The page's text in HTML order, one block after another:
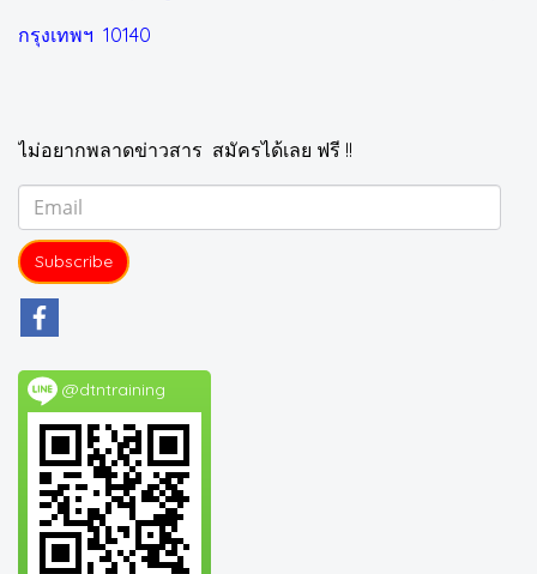
กรุงเทพฯ 10140
ไม่อยากพลาดข่าวสาร สมัครได้เลย ฟรี !!
Subscribe
@dtntraining